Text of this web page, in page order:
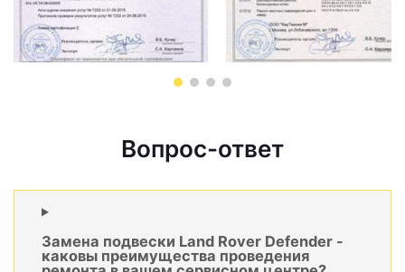
Вопрос-ответ
Замена подвески Land Rover Defender -
каковы преимущества проведения